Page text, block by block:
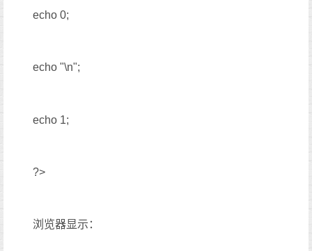
echo 0;
echo "\n";
echo 1;
?>
浏览器显示：